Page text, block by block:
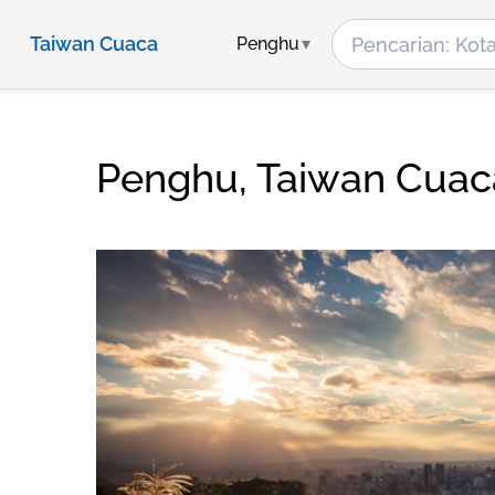
Taiwan Cuaca Penghu
Penghu, Taiwan